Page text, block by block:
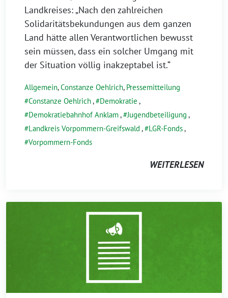
Landkreises: „Nach den zahlreichen
Solidaritätsbekundungen aus dem ganzen
Land hätte allen Verantwortlichen bewusst
sein müssen, dass ein solcher Umgang mit
der Situation völlig inakzeptabel ist.“
Allgemein,Constanze Oehlrich, Pressemitteilung
Constanze Oehlrich, Demokratie ,
Demokratiebahnhof Anklam, Jugendbeteiligung ,
Landkreis Vorpommern-Greifswald , LGR-Fonds,
Vorpommern-Fonds
WEITERLESEN